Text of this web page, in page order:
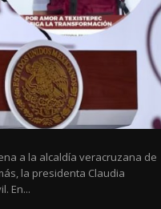
a la alcaldía veracruzana de
la presidenta Claudia
En...